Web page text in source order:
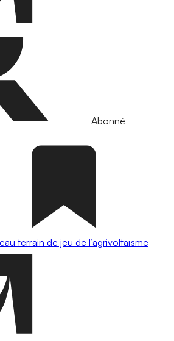
Abonné
terrain de jeu de l’agrivoltaïsme